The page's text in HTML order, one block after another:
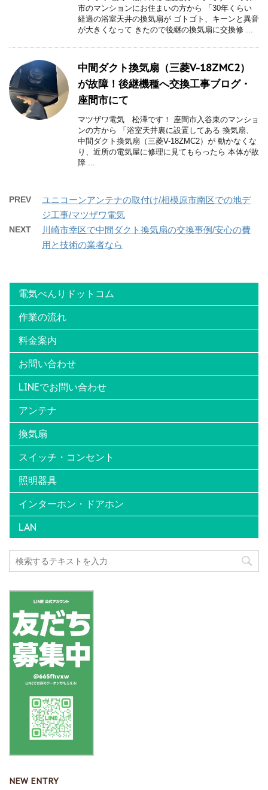
市のマンションにお住まいの方から 「30年くらい
経過の浴室天井の換気扇が ゴトゴト、キーンと異音
が大きくなって きたので後継の換気扇に交換修 ...
中間ダクト換気扇（三菱V-18ZMC2）
が故障！後継機種へ交換工事ブログ・
座間市にて
マツザワ電気 松澤です！ 座間市入谷東のマンショ
ンの方から 「浴室天井裏に設置してある 換気扇、
中間ダクト換気扇（三菱V-18ZMC2）が 動かなくな
り、近所の電気屋に修理に見てもらったら 本体が故
障 ...
PREV
ユニコーンアンテナの取付け/相模原市南区での地デ
ジ工事/マツザワ電気
NEXT
川崎市幸区で中間ダクト換気扇の交換事例/安心の費
用と技術の業者なら
電気べんりドットコム
作業の流れ
料金案内
お問い合わせ
LINEでお問い合わせ
アンテナ
換気扇
スイッチ・コンセント
照明器具
インターホン・ドアホン
LAN
NEW ENTRY